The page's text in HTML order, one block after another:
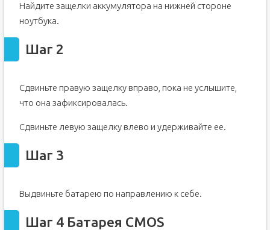
Найдите защелки аккумулятора на нижней стороне
ноутбука.
Шаг 2
Сдвиньте правую защелку вправо, пока не услышите,
что она зафиксировалась.
Сдвиньте левую защелку влево и удерживайте ее.
Шаг 3
Выдвиньте батарею по направлению к себе.
Шаг 4 Батарея CMOS